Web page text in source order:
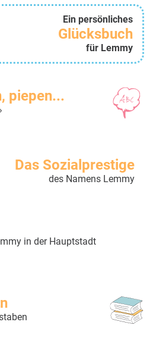
Ein persönliches
Glücksbuch
für Lemmy
piepen...
Das Sozialprestige
des Namens Lemmy
in der Hauptstadt